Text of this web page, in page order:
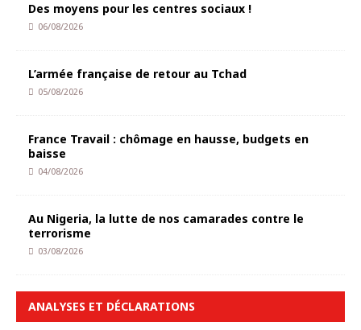
Des moyens pour les centres sociaux !
06/08/2026
L’armée française de retour au Tchad
05/08/2026
France Travail : chômage en hausse, budgets en
baisse
04/08/2026
Au Nigeria, la lutte de nos camarades contre le
terrorisme
03/08/2026
ANALYSES ET DÉCLARATIONS